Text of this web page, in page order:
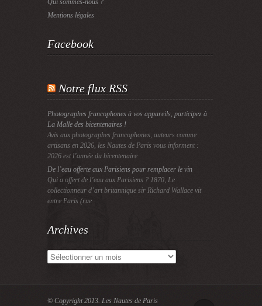
Qui sommes-nous ?
Mentions légales
Facebook
Notre flux RSS
Photographes francophones à vos appareils, participez à
La Malle des bicentenaires !
Avis aux photographes francophones, auteurs comme
artisans en 2026, les Nautes de Paris vous informent :
2026 est l’année du bicentenaire
De l’eau offerte aux Parisiens pour remplacer le vin
Qui a offert de l’eau aux Parisiens ? 1870, Le
collectionneur d’art britannique sir Richard Wallace vit
entre Paris (rue
Archives
Archives
© Copyright 2013. Les Nautes de Paris